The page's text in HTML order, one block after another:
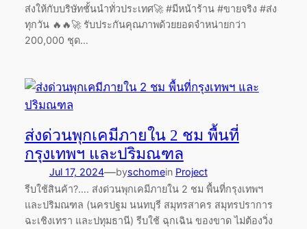
ส่งให้กับบริษัทชั้นนำทั่วประเทศ🚀 #มีหน้าร้าน #ขายจริง #ส่ง
ทุกวัน 🔥🔥🚀 รับประกันคุณภาพด้วยยอดจำหน่ายกว่า
200,000 ชุด…
ส่งด่วนพุกเคมีภายใน 2 ชม พื้นที่
กรุงเทพฯ และปริมณฑล
Jul 17, 2024—byschomein Project
รีบใช้สินค้า?…. ส่งด่วนพุกเคมีภายใน 2 ชม พื้นที่กรุงเทพฯ
และปริมณฑล (นครปฐม นนทบุรี สมุทรสาคร สมุทรปราการ
ฉะเชิงเทรา และปทุมธานี) รีบใช้ ฉุกเฉิน ของขาด ไม่ต้องวิ่ง